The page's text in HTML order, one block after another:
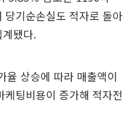
기순손실도 적자로 돌아
됐다.
율 상승에 따라 매출액이
팅비용이 증가해 적자전